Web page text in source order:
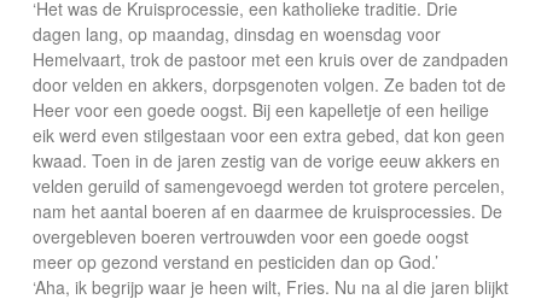
‘Het was de Kruisprocessie, een katholieke traditie. Drie
dagen lang, op maandag, dinsdag en woensdag voor
Hemelvaart, trok de pastoor met een kruis over de zandpaden
door velden en akkers, dorpsgenoten volgen. Ze baden tot de
Heer voor een goede oogst. Bij een kapelletje of een heilige
eik werd even stilgestaan voor een extra gebed, dat kon geen
kwaad. Toen in de jaren zestig van de vorige eeuw akkers en
velden geruild of samengevoegd werden tot grotere percelen,
nam het aantal boeren af en daarmee de kruisprocessies. De
overgebleven boeren vertrouwden voor een goede oogst
meer op gezond verstand en pesticiden dan op God.’
‘Aha, ik begrijp waar je heen wilt, Fries. Nu na al die jaren blijkt